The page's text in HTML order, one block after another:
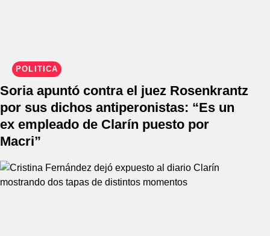
POLÍTICA
Soria apuntó contra el juez Rosenkrantz
por sus dichos antiperonistas: “Es un
ex empleado de Clarín puesto por
Macri”